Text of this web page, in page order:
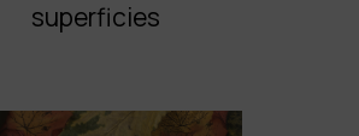
superficies